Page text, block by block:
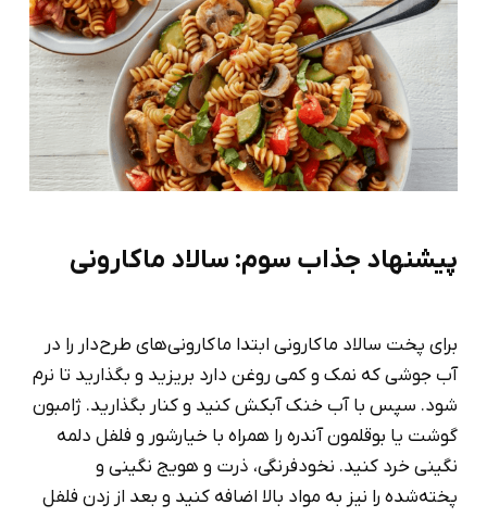
پیشنهاد جذاب سوم: سالاد ماکارونی
برای پخت سالاد ماکارونی ابتدا ماکارونی‌های طرح‌دار را در
آب جوشی که نمک و کمی روغن دارد بریزید و بگذارید تا نرم
شود. سپس با آب خنک آبکش کنید و کنار بگذارید. ژامبون
گوشت یا بوقلمون آندره را همراه با خیارشور و فلفل دلمه
نگینی خرد کنید. نخودفرنگی، ذرت و هویج نگینی و
پخته‌شده را نیز به مواد بالا اضافه کنید و بعد از زدن فلفل